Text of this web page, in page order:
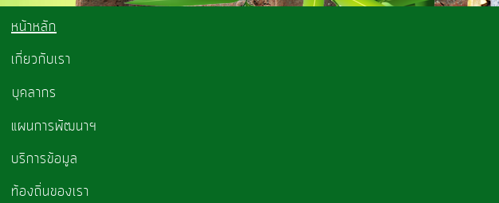
หน้าหลัก
เกี่ยวกับเรา
บุคลากร
แผนการพัฒนาฯ
บริการข้อมูล
ท้องถิ่นของเรา